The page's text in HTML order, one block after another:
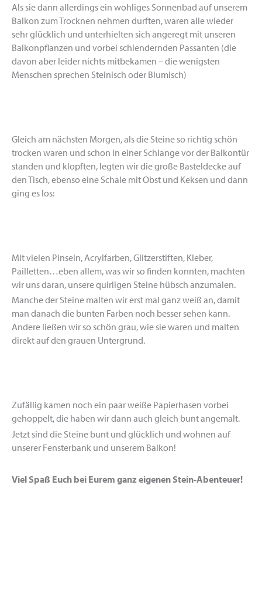
Als sie dann allerdings ein wohliges Sonnenbad auf unserem
Balkon zum Trocknen nehmen durften, waren alle wieder
sehr glücklich und unterhielten sich angeregt mit unseren
Balkonpflanzen und vorbei schlendernden Passanten (die
davon aber leider nichts mitbekamen – die wenigsten
Menschen sprechen Steinisch oder Blumisch)
Gleich am nächsten Morgen, als die Steine so richtig schön
trocken waren und schon in einer Schlange vor der Balkontür
standen und klopften, legten wir die große Basteldecke auf
den Tisch, ebenso eine Schale mit Obst und Keksen und dann
ging es los:
Mit vielen Pinseln, Acrylfarben, Glitzerstiften, Kleber,
Pailletten…eben allem, was wir so finden konnten, machten
wir uns daran, unsere quirligen Steine hübsch anzumalen.
Manche der Steine malten wir erst mal ganz weiß an, damit
man danach die bunten Farben noch besser sehen kann.
Andere ließen wir so schön grau, wie sie waren und malten
direkt auf den grauen Untergrund.
Zufällig kamen noch ein paar weiße Papierhasen vorbei
gehoppelt, die haben wir dann auch gleich bunt angemalt.
Jetzt sind die Steine bunt und glücklich und wohnen auf
unserer Fensterbank und unserem Balkon!
Viel Spaß Euch bei Eurem ganz eigenen Stein-Abenteuer!